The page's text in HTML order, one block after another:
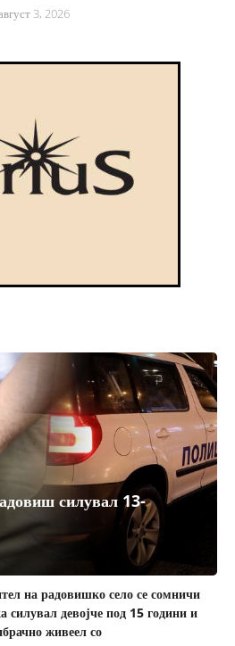
3, 2026
силувал 13-
на радовишко село се сомничи
силувал девојче под 15 години и
живеел со